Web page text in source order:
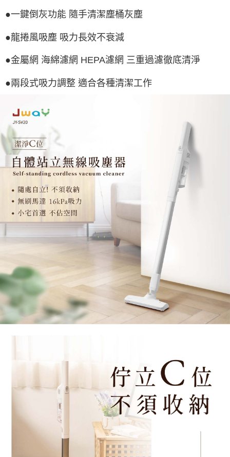
●一鍵倒灰功能 隨手清潔塵桶灰塵
●龍捲風吸塵 吸力長效不衰減
●金屬網 海綿濾網 HEPA濾網 三重過濾徹底清淨
●兩段式吸力調整 適合各種清潔工作